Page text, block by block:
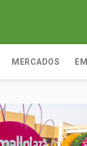
MERCADOS